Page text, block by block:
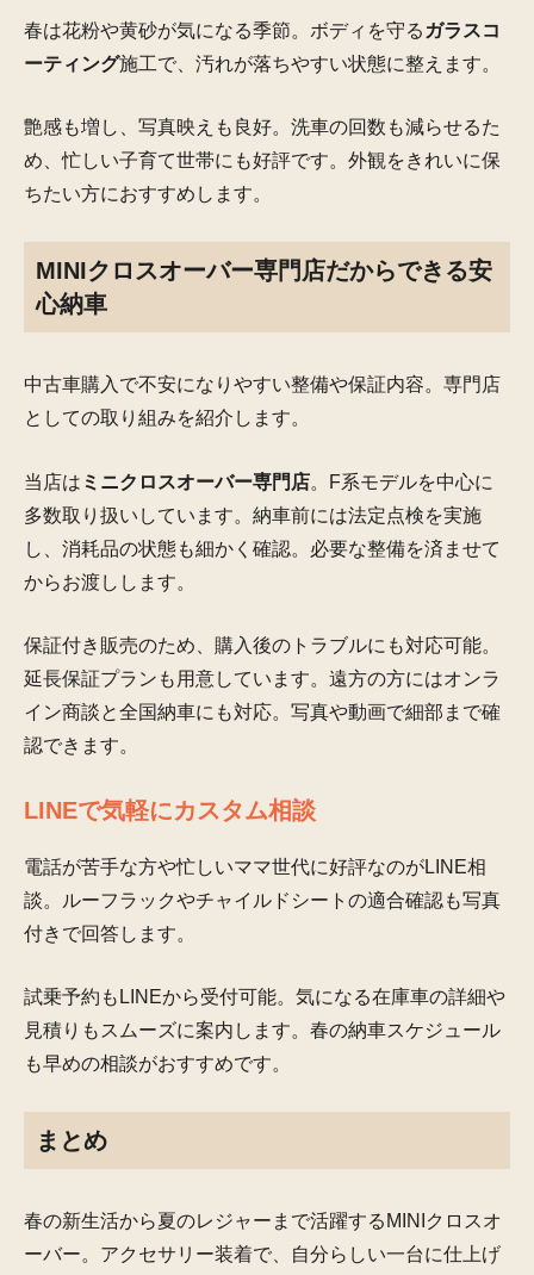
春は花粉や黄砂が気になる季節。ボディを守る ガラスコ
ーティング施工で、汚れが落ちやすい状態に整えます。
艶感も増し、写真映えも良好。洗車の回数も減らせるた
め、忙しい子育て世帯にも好評です。外観をきれいに保
ちたい方におすすめします。
MINIクロスオーバー専門店だからできる安
心納車
中古車購入で不安になりやすい整備や保証内容。専門店
としての取り組みを紹介します。
当店は ミニクロスオーバー専門店。F系モデルを中心に
多数取り扱いしています。納車前には法定点検を実施
し、消耗品の状態も細かく確認。必要な整備を済ませて
からお渡しします。
保証付き販売のため、購入後のトラブルにも対応可能。
延長保証プランも用意しています。遠方の方にはオンラ
イン商談と全国納車にも対応。写真や動画で細部まで確
認できます。
LINEで気軽にカスタム相談
電話が苦手な方や忙しいママ世代に好評なのがLINE相
談。ルーフラックやチャイルドシートの適合確認も写真
付きで回答します。
試乗予約もLINEから受付可能。気になる在庫車の詳細や
見積りもスムーズに案内します。春の納車スケジュール
も早めの相談がおすすめです。
まとめ
春の新生活から夏のレジャーまで活躍するMINIクロスオ
ーバー。アクセサリー装着で、自分らしい一台に仕上げ